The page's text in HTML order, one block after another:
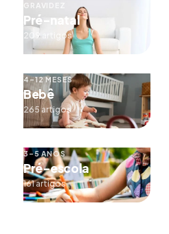
GRAVIDEZ
Pré-natal
209 artigos
4–12 MESES
Bebê
265 artigos
3–5 ANOS
Pré-escola
161 artigos